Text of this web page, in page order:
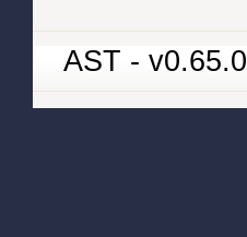
AST - v0.65.0